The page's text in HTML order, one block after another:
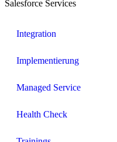
Salesforce Services
Integration
Implementierung
Managed Service
Health Check